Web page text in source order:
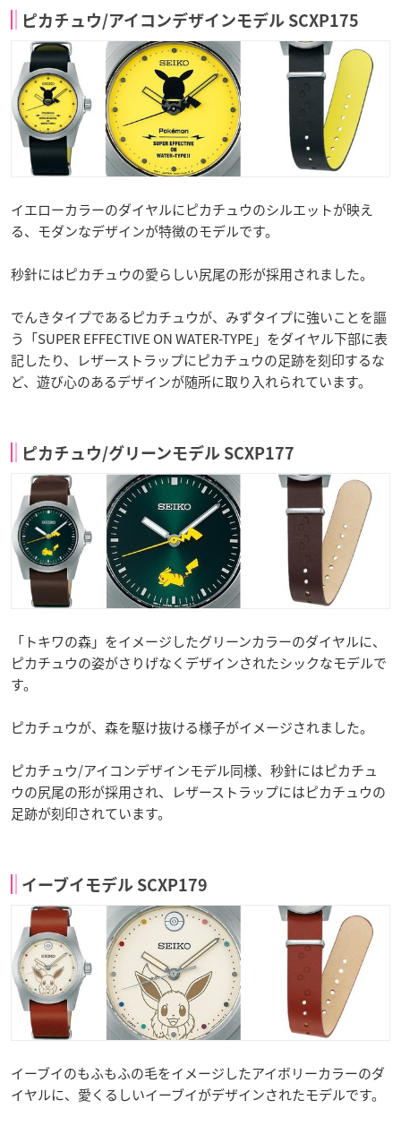
ピカチュウ/アイコンデザインモデル SCXP175
イエローカラーのダイヤルにピカチュウのシルエットが映え
る、モダンなデザインが特徴のモデルです。
秒針にはピカチュウの愛らしい尻尾の形が採用されました。
でんきタイプであるピカチュウが、みずタイプに強いことを謳
う「SUPER EFFECTIVE ON WATER-TYPE」をダイヤル下部に表
記したり、レザーストラップにピカチュウの足跡を刻印するな
ど、遊び心のあるデザインが随所に取り入れられています。
ピカチュウ/グリーンモデル SCXP177
「トキワの森」をイメージしたグリーンカラーのダイヤルに、
ピカチュウの姿がさりげなくデザインされたシックなモデルで
す。
ピカチュウが、森を駆け抜ける様子がイメージされました。
ピカチュウ/アイコンデザインモデル同様、秒針にはピカチュ
ウの尻尾の形が採用され、レザーストラップにはピカチュウの
足跡が刻印されています。
イーブイモデル SCXP179
イーブイのもふもふの毛をイメージしたアイボリーカラーのダ
イヤルに、愛くるしいイーブイがデザインされたモデルです。